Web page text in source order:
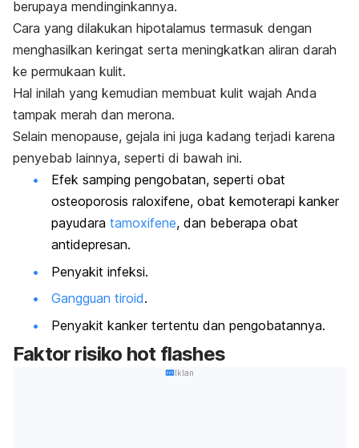
berupaya mendinginkannya.
Cara yang dilakukan hipotalamus termasuk dengan
menghasilkan keringat serta meningkatkan aliran darah
ke permukaan kulit.
Hal inilah yang kemudian membuat kulit wajah Anda
tampak merah dan merona.
Selain menopause, gejala ini juga kadang terjadi karena
penyebab lainnya, seperti di bawah ini.
Efek samping pengobatan, seperti obat
osteoporosis raloxifene, obat kemoterapi kanker
payudara tamoxifene, dan beberapa obat
antidepresan.
Penyakit infeksi.
Gangguan tiroid.
Penyakit kanker tertentu dan pengobatannya.
Faktor risiko hot flashes
Iklan